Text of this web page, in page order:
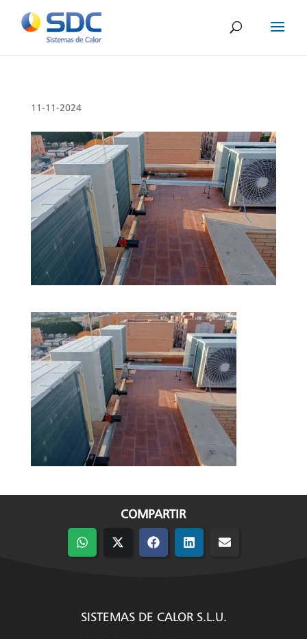
11-11-2024
COMPARTIR
Compartir
en
CompartirCompartir
en
Compartir
en
Compartir
SISTEMAS DE CALOR S.L.U.